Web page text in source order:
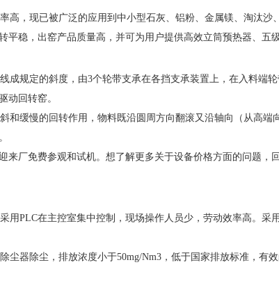
高，现已被广泛的应用到中小型石灰、铝粉、金属镁、淘汰
稳，出窑产品质量高，并可为用户提供高效立筒预热器、五
规定的斜度，由3个轮带支承在各挡支承装置上，在入料端
动回转窑。
缓慢的回转作用，物料既沿圆周方向翻滚又沿轴向（从高
厂免费参观和试机。想了解更多关于设备价格方面的问题，
PLC在主控室集中控制，现场操作人员少，劳动效率高。采
器除尘，排放浓度小于50mg/Nm3，低于国家排放标准，有效